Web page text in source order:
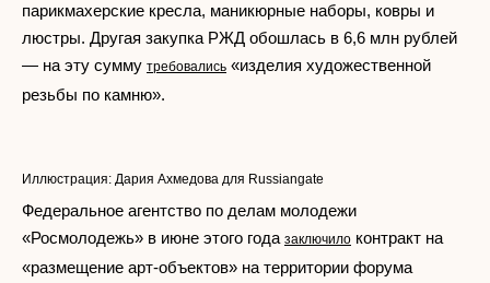
парикмахерские кресла, маникюрные наборы, ковры и
люстры. Другая закупка РЖД обошлась в 6,6 млн рублей
— на эту сумму требовались «изделия художественной
резьбы по камню».
Иллюстрация: Дария Ахмедова для Russiangate
Федеральное агентство по делам молодежи
«Росмолодежь» в июне этого года заключило контракт на
«размещение арт-объектов» на территории форума